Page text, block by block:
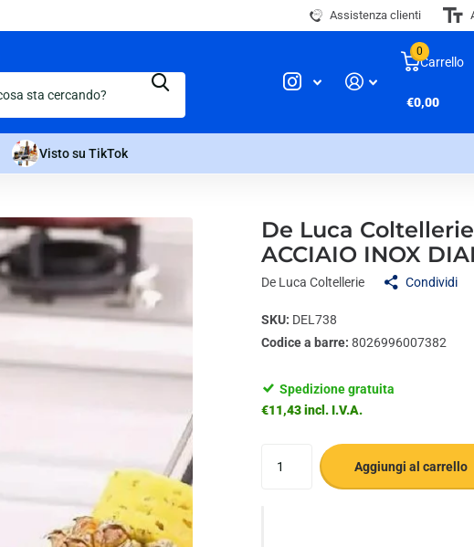
Assistenza clienti
Carrello
0
€0,00
Visto su TikTok
De Luca
ACCIAIO INOX
De Luca Coltellerie Condividi
SKU: DEL738
Codice a barre: 8026996007382
Spedizione gratuita
€11,43 incl. I.V.A.
Aggiungi al carrello